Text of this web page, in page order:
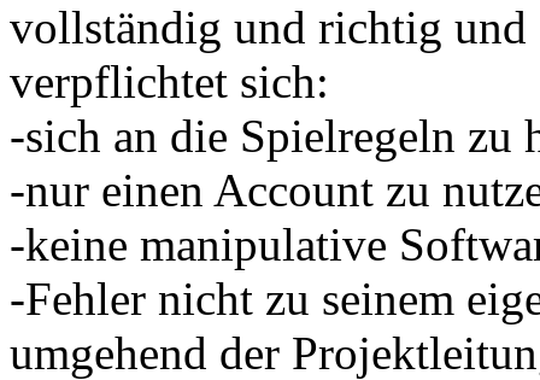
vollständig und richtig
verpflichtet sich:
-sich an die Spielregeln zu
-nur einen Account zu
-keine manipulative
-Fehler nicht zu seinem
umgehend der